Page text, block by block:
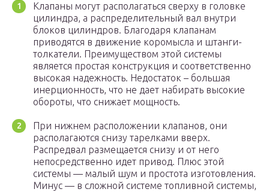
Клапаны могут располагаться сверху в головке
цилиндра, а распределительный вал внутри
блоков цилиндров. Благодаря клапанам
приводятся в движение коромысла и штанги-
толкатели. Преимуществом этой системы
является простая конструкция и соответственно
высокая надежность. Недостаток – большая
инерционность, что не дает набирать высокие
обороты, что снижает мощность.
При нижнем расположении клапанов, они
располагаются снизу тарелками вверх.
Распредвал размещается снизу и от него
непосредственно идет привод. Плюс этой
системы — малый шум и простота изготовления.
Минус — в сложной системе топливной системы,